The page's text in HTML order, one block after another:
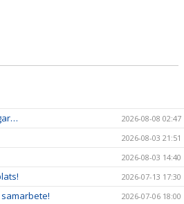
2026-08-08 02:47
2026-08-03 21:51
2026-08-03 14:40
2026-07-13 17:30
2026-07-06 18:00